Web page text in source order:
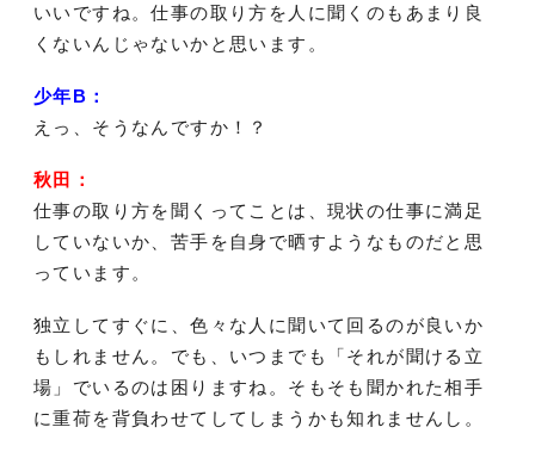
いいですね。仕事の取り方を人に聞くのもあまり良
くないんじゃないかと思います。
少年B：
えっ、そうなんですか！？
秋田：
仕事の取り方を聞くってことは、現状の仕事に満足
していないか、苦手を自身で晒すようなものだと思
っています。
独立してすぐに、色々な人に聞いて回るのが良いか
もしれません。でも、いつまでも「それが聞ける立
場」でいるのは困りますね。そもそも聞かれた相手
に重荷を背負わせてしてしまうかも知れませんし。